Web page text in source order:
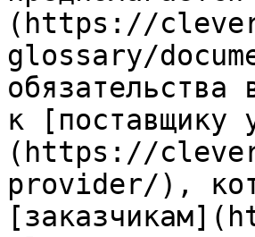
(https://
glossary/
обязательства
к [поставщику
(https://
provider/),